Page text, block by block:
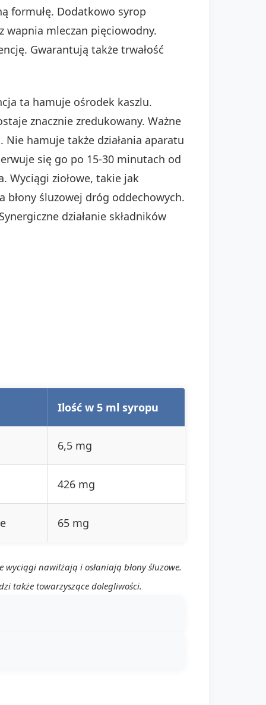
formułę. Dodatkowo syrop
wapnia mleczan pięciowodny.
Gwarantują także trwałość
ta hamuje ośrodek kaszlu.
znacznie zredukowany. Ważne
hamuje także działania aparatu
się go po 15-30 minutach od
Wyciągi ziołowe, takie jak
błony śluzowej dróg oddechowych.
działanie składników
Ilość w 5 ml syropu
6,5 mg
426 mg
65 mg
wyciągi nawilżają i osłaniają błony śluzowe.
także towarzyszące dolegliwości.